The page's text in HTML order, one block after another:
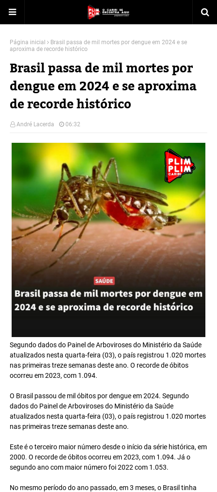
Página inicial
Brasil passa de mil mortes por dengue em 2024 e se
aproxima de recorde histórico
Brasil passa de mil mortes por
dengue em 2024 e se aproxima
de recorde histórico
André Lacerda 06:32
Segundo dados do Painel de Arboviroses do Ministério da Saúde
atualizados nesta quarta-feira (03), o país registrou 1.020 mortes
nas primeiras treze semanas deste ano. O recorde de óbitos
ocorreu em 2023, com 1.094.
O Brasil passou de mil óbitos por dengue em 2024. Segundo
dados do Painel de Arboviroses do Ministério da Saúde
atualizados nesta quarta-feira (03), o país registrou 1.020 mortes
nas primeiras treze semanas deste ano.
Este é o terceiro maior número desde o início da série histórica, em
2000. O recorde de óbitos ocorreu em 2023, com 1.094. Já o
segundo ano com maior número foi 2022 com 1.053.
No mesmo período do ano passado, em 3 meses, o Brasil tinha